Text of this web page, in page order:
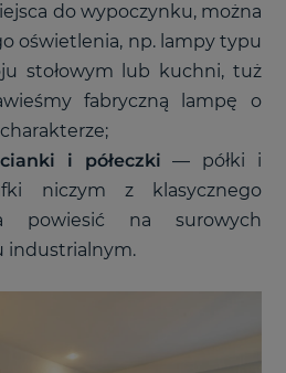
do wypoczynku, można
oświetlenia, np. lampy typu
stołowym lub kuchni, tuż
fabryczną lampę o
i półeczki — półki i
niczym z klasycznego
powiesić na surowych
industrialnym.